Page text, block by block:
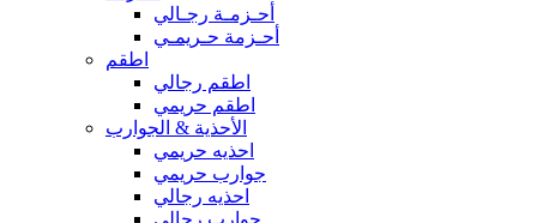
أحـزمـة رجـالي
أحـزمة حـريمـي
اطقم
اطقم رجالي
اطقم حريمي
الأحذية & الجوارب
احذيه حريمي
جوارب حريمي
احذيه رجالي
جوارب رجالي